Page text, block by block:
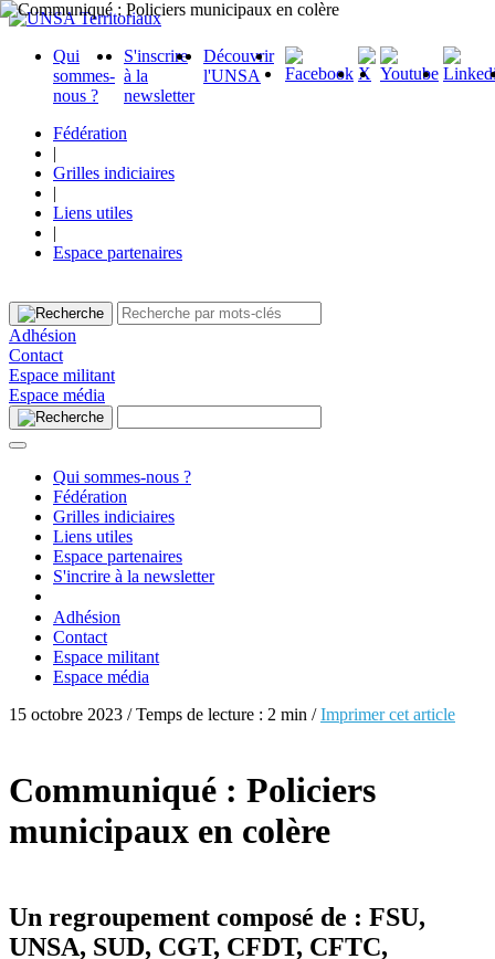
Qui
sommes-
nous ?
S'inscrire
à la
newsletter
Découvrir
l'UNSA
Fédération
|
Grilles indiciaires
|
Liens utiles
|
Espace partenaires
Adhésion
Contact
Espace militant
Espace média
Qui sommes-nous ?
Fédération
Grilles indiciaires
Liens utiles
Espace partenaires
S'incrire à la newsletter
Adhésion
Contact
Espace militant
Espace média
15 octobre 2023 / Temps de lecture : 2 min /Imprimer cet article
Communiqué : Policiers
municipaux en colère
Un regroupement composé de : FSU,
UNSA, SUD, CGT, CFDT, CFTC,